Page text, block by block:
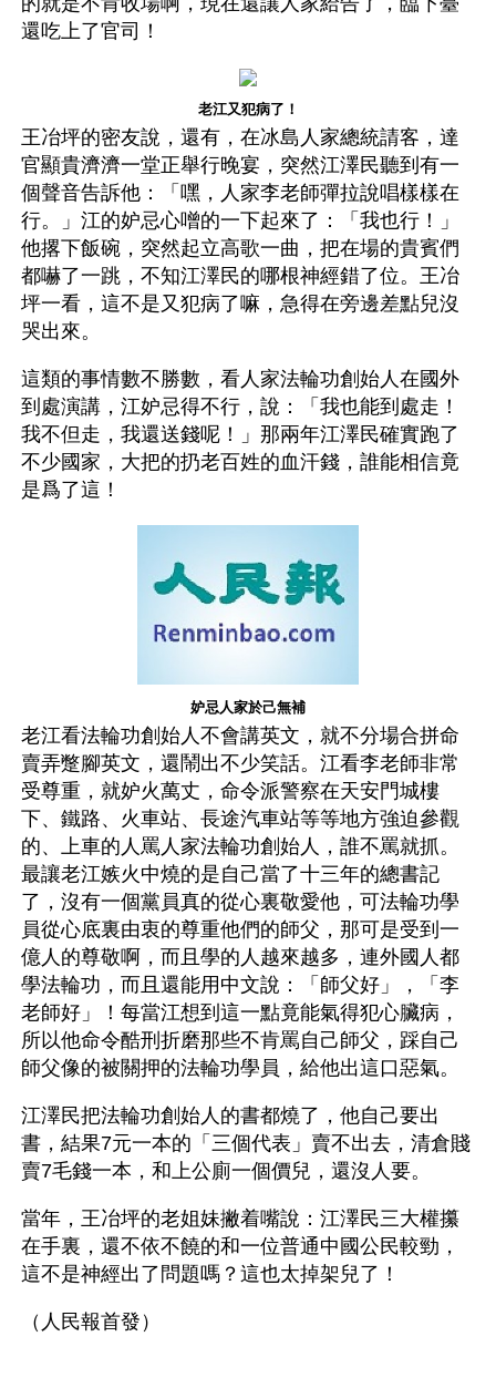
還吃上了官司！
老江又犯病了！
王冶坪的密友說，還有，在冰島人家總統請客，達
官顯貴濟濟一堂正舉行晚宴，突然江澤民聽到有一
個聲音告訴他：「嘿，人家李老師彈拉說唱樣樣在
行。」江的妒忌心噌的一下起來了：「我也行！」
他撂下飯碗，突然起立高歌一曲，把在場的貴賓們
都嚇了一跳，不知江澤民的哪根神經錯了位。王冶
坪一看，這不是又犯病了嘛，急得在旁邊差點兒沒
哭出來。
這類的事情數不勝數，看人家法輪功創始人在國外
到處演講，江妒忌得不行，說：「我也能到處走！
我不但走，我還送錢呢！」那兩年江澤民確實跑了
不少國家，大把的扔老百姓的血汗錢，誰能相信竟
是爲了這！
妒忌人家於己無補
老江看法輪功創始人不會講英文，就不分場合拼命
賣弄蹩腳英文，還鬧出不少笑話。江看李老師非常
受尊重，就妒火萬丈，命令派警察在天安門城樓
下、鐵路、火車站、長途汽車站等等地方強迫參觀
的、上車的人罵人家法輪功創始人，誰不罵就抓。
最讓老江嫉火中燒的是自己當了十三年的總書記
了，沒有一個黨員真的從心裏敬愛他，可法輪功學
員從心底裏由衷的尊重他們的師父，那可是受到一
億人的尊敬啊，而且學的人越來越多，連外國人都
學法輪功，而且還能用中文說：「師父好」，「李
老師好」！每當江想到這一點竟能氣得犯心臟病，
所以他命令酷刑折磨那些不肯罵自己師父，踩自己
師父像的被關押的法輪功學員，給他出這口惡氣。
江澤民把法輪功創始人的書都燒了，他自己要出
書，結果7元一本的「三個代表」賣不出去，清倉賤
賣7毛錢一本，和上公廁一個價兒，還沒人要。
當年，王冶坪的老姐妹撇着嘴說：江澤民三大權攥
在手裏，還不依不饒的和一位普通中國公民較勁，
這不是神經出了問題嗎？這也太掉架兒了！
（人民報首發）